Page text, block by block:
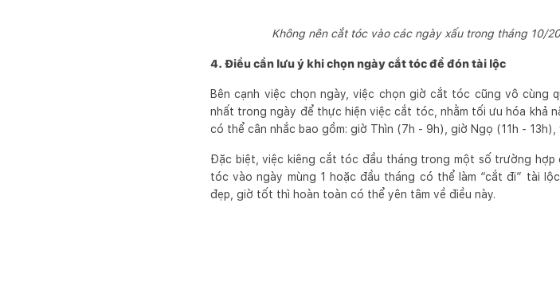
Không nên cắt tóc vào các ngày xấu trong tháng 10/
4. Điều cần lưu ý khi chọn ngày cắt tóc để đón tài lộc
Bên cạnh việc chọn ngày, việc chọn giờ cắt tóc cũng vô cùng
nhất trong ngày để thực hiện việc cắt tóc, nhằm tối ưu hóa khả
có thể cân nhắc bao gồm: giờ Thìn (7h - 9h), giờ Ngọ (11h -
Đặc biệt, việc kiêng cắt tóc đầu tháng trong một số trường
tóc vào ngày mùng 1 hoặc đầu tháng có thể làm “cắt đi” tài
đẹp, giờ tốt thì hoàn toàn có thể yên tâm về điều này.